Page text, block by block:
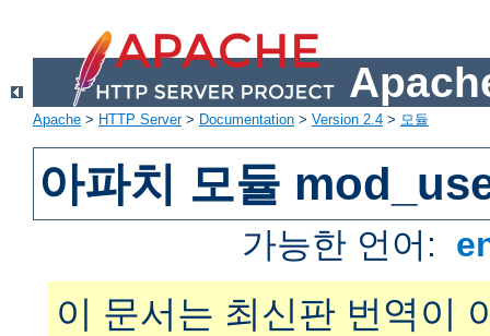
Apache > HTTP Server> Documentation > Version 2.4 > 모듈
아파치 모듈
가능한 언어:
이 문서는 최신판 번역이